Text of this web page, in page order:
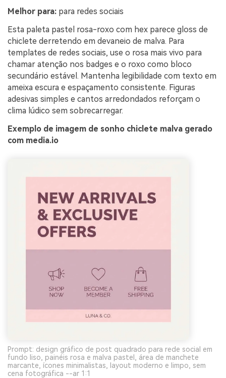
Melhor para: para redes sociais
Esta paleta pastel rosa-roxo com hex parece gloss de
chiclete derretendo em devaneio de malva. Para
templates de redes sociais, use o rosa mais vivo para
chamar atenção nos badges e o roxo como bloco
secundário estável. Mantenha legibilidade com texto em
ameixa escura e espaçamento consistente. Figuras
adesivas simples e cantos arredondados reforçam o
clima lúdico sem sobrecarregar.
Exemplo de imagem de sonho chiclete malva gerado
com media.io
Prompt: design gráfico de post quadrado para rede social em
fundo liso, painéis rosa e malva pastel, área de manchete
marcante, ícones minimalistas, layout moderno e limpo, sem
cena fotográfica --ar 1:1